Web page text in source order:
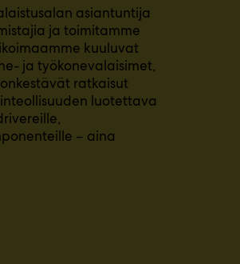
asiantuntija
ja toimitamme
kuuluvat
ja työkonevalaisimet,
ratkaisut
luotettava
– aina